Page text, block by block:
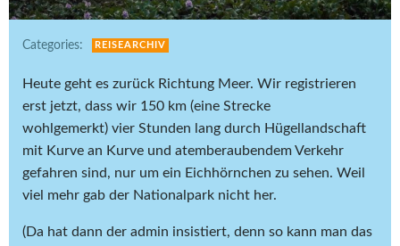
Categories: REISEARCHIV
Heute geht es zurück Richtung Meer. Wir registrieren
erst jetzt, dass wir 150 km (eine Strecke
wohlgemerkt) vier Stunden lang durch Hügellandschaft
mit Kurve an Kurve und atemberaubendem Verkehr
gefahren sind, nur um ein Eichhörnchen zu sehen. Weil
viel mehr gab der Nationalpark nicht her.
(Da hat dann der admin insistiert, denn so kann man das